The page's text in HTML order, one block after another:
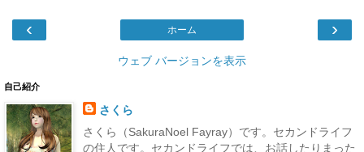
‹ ›
ホーム
ウェブ バージョンを表示
自己紹介
さくら
さくら（SakuraNoel Fayray）です。セカンドライフ
の住人です。セカンドライフでは、お話したりまった